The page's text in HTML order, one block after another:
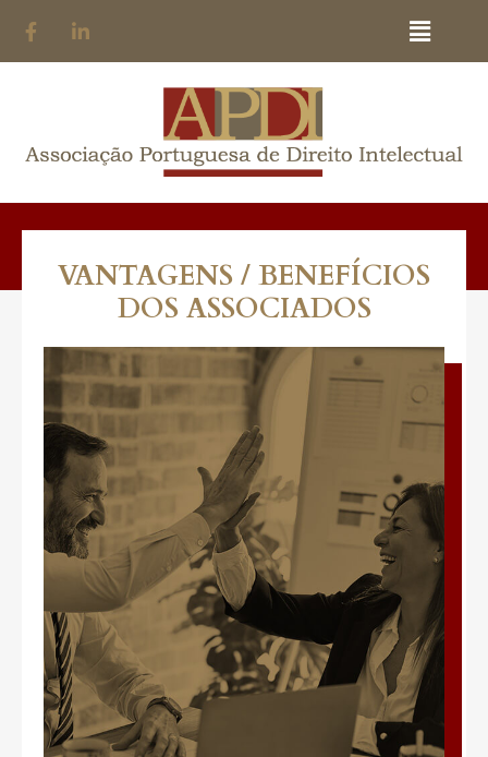
VANTAGENS / BENEFÍCIOS
DOS ASSOCIADOS